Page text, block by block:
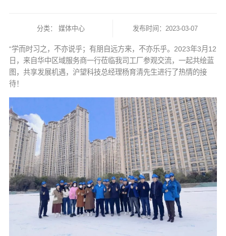
分类： 媒体中心 发布时间：2023-03-07
“学而时习之，不亦说乎；有朋自远方来，不亦乐乎。2023年3月12
日，来自华中区域服务商一行莅临我司工厂参观交流，一起共绘蓝
图，共享发展机遇，沪望科技总经理杨育清先生进行了热情的接
待！